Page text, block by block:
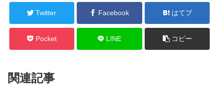
Twitter Facebook はてブ
Pocket LINE コピー
関連記事